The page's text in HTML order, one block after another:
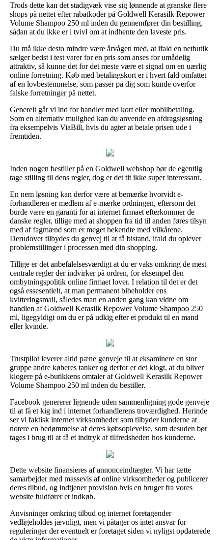
Trods dette kan det stadigvæk vise sig lønnende at granske flere
shops på nettet efter rabatkoder på Goldwell Kerasilk Repower
Volume Shampoo 250 ml inden du gennemfører din bestilling,
sådan at du ikke er i tvivl om at indhente den laveste pris.
Du må ikke desto mindre være årvågen med, at ifald en netbutik
sælger bedst i test varer for en pris som anses for umådelig
attraktiv, så kunne det for det meste være et signal om en uærlig
online forretning. Køb med betalingskort er i hvert fald omfattet
af en lovbestemmelse, som passer på dig som kunde overfor
falske forretninger på nettet.
Generelt går vi ind for handler med kort eller mobilbetaling.
Som en alternativ mulighed kan du anvende en afdragsløsning
fra eksempelvis ViaBill, hvis du agter at betale prisen ude i
fremtiden.
Inden nogen bestiller på en Goldwell webshop bør de egentlig
tage stilling til dens regler, dog er det tit ikke super interessant.
En nem løsning kan derfor være at bemærke hvorvidt e-
forhandleren er medlem af e-mærke ordningen, eftersom det
burde være en garanti for at internet firmaet efterkommer de
danske regler, tillige med at shoppen fra tid til anden føres tilsyn
med af fagmænd som er meget bekendte med vilkårene.
Derudover tilbydes du genvej til at få bistand, ifald du oplever
problemstillinger i processen med din shopping.
Tillige er det anbefalelsesværdigt at du er vaks omkring de mest
centrale regler der indvirker på ordren, for eksempel den
ombytningspolitik online firmaet lover. I relation til det er det
også essesentielt, at man permanent bibeholder ens
kvitteringsmail, således man en anden gang kan vidne om
handlen af Goldwell Kerasilk Repower Volume Shampoo 250
ml, ligegyldigt om du er på udkig efter et produkt til en mand
eller kvinde.
Trustpilot leverer altid pæne genveje til at eksaminere en stor
gruppe andre køberes tanker og derfor er det klogt, at du bliver
klogere på e-butikkens omtaler af Goldwell Kerasilk Repower
Volume Shampoo 250 ml inden du bestiller.
Facebook genererer lignende uden sammenligning gode genveje
til at få et kig ind i internet forhandlerens troværdighed. Herinde
ser vi faktisk internet virksomheder som tilbyder kunderne at
notere en bedømmelse af deres købsoplevelse, som desuden bør
tages i brug til at få et indtryk af tilfredsheden hos kunderne.
Dette website finansieres af annonceindtægter. Vi har tætte
samarbejder med massevis af online virksomheder og publicerer
deres tilbud, og indtjener provision hvis en bruger fra vores
website fuldfører et indkøb.
Anvisninger omkring tilbud og internet foretagender
vedligeholdes jævnligt, men vi påtager os intet ansvar for
reguleringer der eventuelt er foretaget siden vi nyligst opdaterede